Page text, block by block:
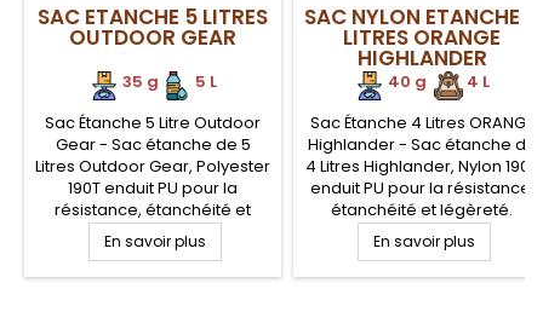
SAC ETANCHE 5 LITRES
OUTDOOR GEAR
35 g
5 L
Sac Étanche 5 Litre Outdoor
Gear - Sac étanche de 5
Litres Outdoor Gear, Polyester
190T enduit PU pour la
résistance, étanchéité et
légèreté. Enduction 5000 mm.
Poche Sac étanche qui
s'intègrera dans votre
En savoir plus
SAC NYLON ETANCHE 4
LITRES ORANGE
HIGHLANDER
40 g
4 L
Sac Étanche 4 Litres ORANGE
Highlander - Sac étanche de
4 Litres Highlander, Nylon 190T
enduit PU pour la résistance,
étanchéité et légèreté.
Enduction 5000 mm. Poche
Sac étanche qui s'intègrera
dans votre paquetage, sac
En savoir plus